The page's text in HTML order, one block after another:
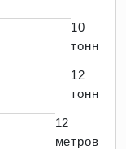
10
тонн
12
тонн
12
метров